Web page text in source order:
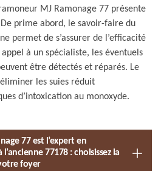
MJ Ramonage 77 présente
prime abord, le savoir-faire du
permet de s’assurer de l’efficacité
à un spécialiste, les éventuels
être détectés et réparés. Le
les suies réduit
d’intoxication au monoxyde.
77 est l’expert en
77178 : choisissez la
foyer